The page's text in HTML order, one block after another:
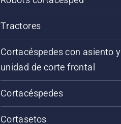
Tractores
Cortacéspedes con asiento y
unidad de corte frontal
Cortacéspedes
Cortasetos